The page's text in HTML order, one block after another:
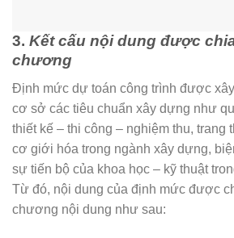
3. Kết cấu nội dung được
chương
Định mức dự toán công trình được
cơ sở các tiêu chuẩn xây dựng như
thiết kế – thi công – nghiệm thu, trang
cơ giới hóa trong ngành xây dựng,
sự tiến bộ của khoa học – kỹ thuật
Từ đó, nội dung của định mức được
chương nội dung như sau: